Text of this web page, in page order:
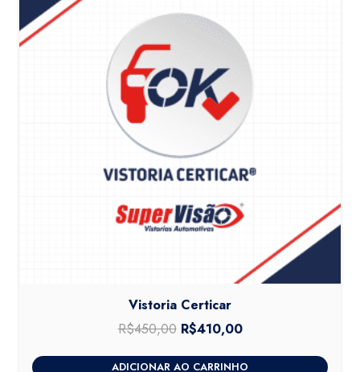
Vistoria Certicar
R$450,00 O
preço
R$410,00O
preço
ADICIONAR AO CARRINHO